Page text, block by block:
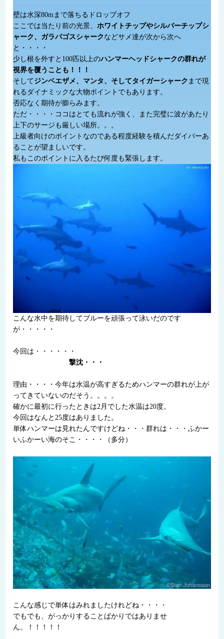
壁は水深80mまで落ちるドロップオフ
ここでは当たり前の光景、ホワイトチップやシルバーチップシ
ャーク、ガラパゴスシャーク などサメ達が次から次へ
と・・・・
少し根を外すと100匹以上のハンマーヘッドシャークの群れが
視界を覆うことも！！！
そしてジンベエザメ、マンタ、そしてタイガーシャーク まで現
れるダイナミックな大物ポイントでもあります。
否応なく期待が膨らみます。
ただ・・・・ココはとても流れが強く、また完璧に波があたり
上下のサージも厳しい場所。。。
上級者向けのポイントなのである程度経験を積んだダイバーあ
ることが望ましいです。
私もこのポイントに入るたび何度も緊張します。
こんな水中を期待してブルーを頑張って泳いだのです
が・・・・・
今回は・・・・・・
撃沈・・・
理由・・・・今年は水温が高すぎるためハンマーの群れが上が
ってきていないのだそう。。。。
確かに最初に行ったときは2月でした水温は20度。
今回はなんと25度はありました。
単体ハンマーは見れたんですけどね・・・群れは・・・ふかー
いふかーい海のそこ・・・・（多分）
こんな感じで単体はみれましたけれどね・・・・
でもでも、がっかりすることばかりではありませ
ん。！！！！！